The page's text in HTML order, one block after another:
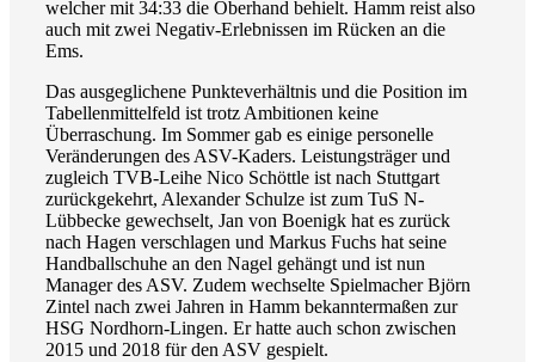
welcher mit 34:33 die Oberhand behielt. Hamm reist also
auch mit zwei Negativ-Erlebnissen im Rücken an die
Ems.
Das ausgeglichene Punkteverhältnis und die Position im
Tabellenmittelfeld ist trotz Ambitionen keine
Überraschung. Im Sommer gab es einige personelle
Veränderungen des ASV-Kaders. Leistungsträger und
zugleich TVB-Leihe Nico Schöttle ist nach Stuttgart
zurückgekehrt, Alexander Schulze ist zum TuS N-
Lübbecke gewechselt, Jan von Boenigk hat es zurück
nach Hagen verschlagen und Markus Fuchs hat seine
Handballschuhe an den Nagel gehängt und ist nun
Manager des ASV. Zudem wechselte Spielmacher Björn
Zintel nach zwei Jahren in Hamm bekanntermaßen zur
HSG Nordhorn-Lingen. Er hatte auch schon zwischen
2015 und 2018 für den ASV gespielt.